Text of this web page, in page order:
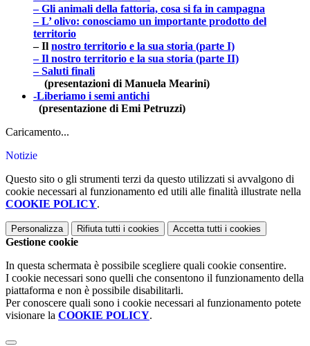
– Gli animali della fattoria, cosa si fa in campagna
– L’ olivo: conosciamo un importante prodotto del
territorio
– Il nostro territorio e la sua storia (parte I)
– Il nostro territorio e la sua storia (parte II)
– Saluti finali
(presentazioni di Manuela Mearini)
-Liberiamo i semi antichi
(presentazione di Emi Petruzzi)
Caricamento...
Notizie
Questo sito o gli strumenti terzi da questo utilizzati si avvalgono di
cookie necessari al funzionamento ed utili alle finalità illustrate nella
COOKIE POLICY.
Personalizza Rifiuta tutti i cookies Accetta tutti i cookies
Gestione cookie
In questa schermata è possibile scegliere quali cookie consentire.
I cookie necessari sono quelli che consentono il funzionamento della
piattaforma e non è possibile disabilitarli.
Per conoscere quali sono i cookie necessari al funzionamento potete
visionare la COOKIE POLICY.